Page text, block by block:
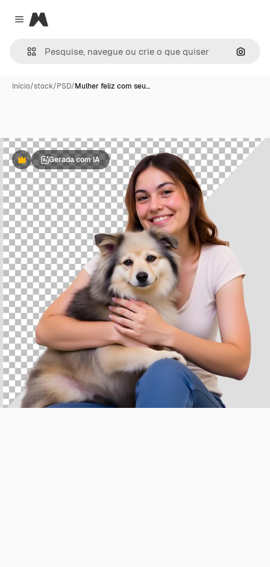
Close menu
Magnific
Início/stock/PSD/Mulher feliz com seu…
PremiumGerada com IA